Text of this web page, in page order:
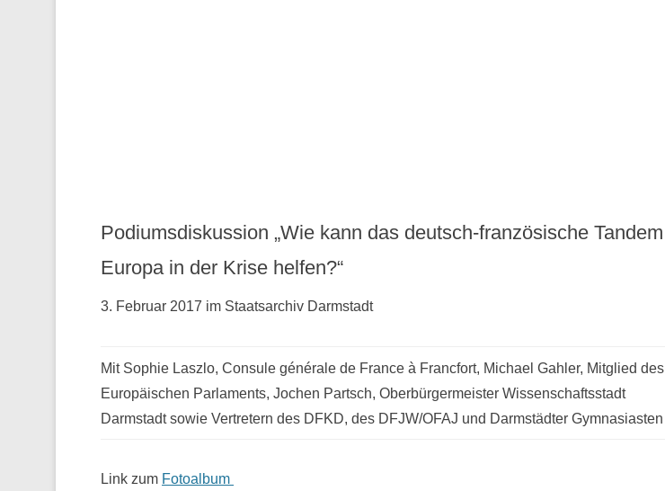
Podiumsdiskussion „Wie kann das deutsch-französische Tandem
Europa in der Krise helfen?“
3. Februar 2017 im Staatsarchiv Darmstadt
Mit Sophie Laszlo, Consule générale de France à Francfort, Michael Gahler, Mitglied des
Europäischen Parlaments, Jochen Partsch, Oberbürgermeister Wissenschaftsstadt
Darmstadt sowie Vertretern des DFKD, des DFJW/OFAJ und Darmstädter Gymnasiasten
Link zum Fotoalbum